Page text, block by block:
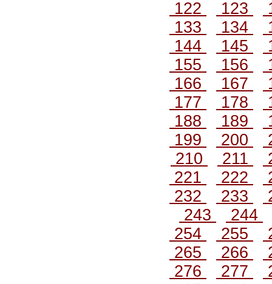
122
123
133
134
144
145
155
156
166
167
177
178
188
189
199
200
210
211
221
222
232
233
243
244
254
255
265
266
276
277